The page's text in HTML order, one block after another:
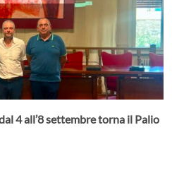
4 all’8 settembre torna il Palio